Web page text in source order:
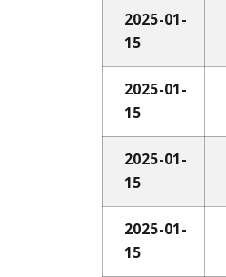
2025-01-
15
2025-01-
15
2025-01-
15
2025-01-
15